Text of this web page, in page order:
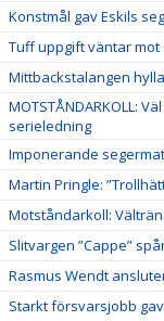
Konstmål gav Eskils
Tuff uppgift väntar
Mittbackstalangen
MOTSTÅNDARKOLL:
serieledning
Imponerande
Martin Pringle:
Motståndarkoll:
Slitvargen ”Cappe”
Rasmus Wendt
Starkt försvarsjobb gav